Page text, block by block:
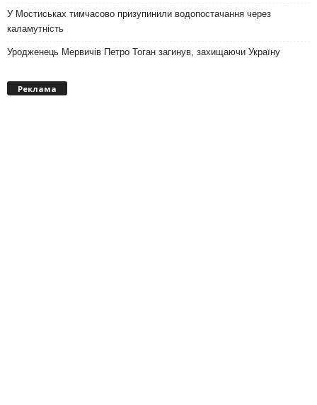
У Мостиськах тимчасово призупинили водопостачання через
каламутність
Уродженець Мервичів Петро Тоган загинув, захищаючи Україну
Реклама